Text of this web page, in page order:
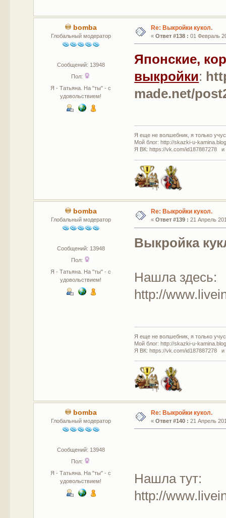
bomba
Глобальный модератор
Сообщений: 13948
Пол:
Я - Татьяна. На "ты" - с
удовольствием!
Re: Выкройки кукол.
« Ответ #138 : 01 Февраль
Японские,
выкройки:
made.net/
Я еще не волшебник, я только
Мой блог: http://skazki-u-
Я ВК: https://vk.com/id187887278 и
bomba
Глобальный модератор
Сообщений: 13948
Пол:
Я - Татьяна. На "ты" - с
удовольствием!
Re: Выкройки кукол.
« Ответ #139 : 21 Апрель
Выкройка
Нашла здесь:
http://
Я еще не волшебник, я только
Мой блог: http://skazki-u-
Я ВК: https://vk.com/id187887278 и
bomba
Глобальный модератор
Сообщений: 13948
Пол:
Я - Татьяна. На "ты" - с
удовольствием!
Re: Выкройки кукол.
« Ответ #140 : 21 Апрель
Нашла тут:
http://